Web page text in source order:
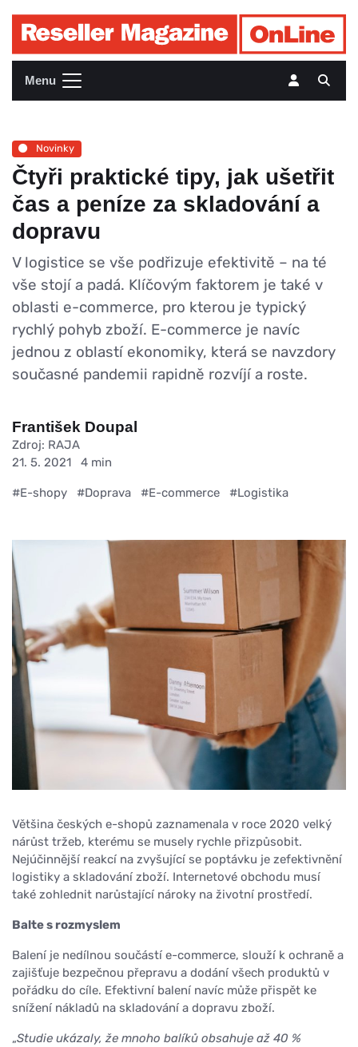
Menu
Novinky
Čtyři praktické tipy, jak ušetřit
čas a peníze za skladování a
dopravu
V logistice se vše podřizuje efektivitě – na té
vše stojí a padá. Klíčovým faktorem je také v
oblasti e-commerce, pro kterou je typický
rychlý pohyb zboží. E-commerce je navíc
jednou z oblastí ekonomiky, která se navzdory
současné pandemii rapidně rozvíjí a roste.
František Doupal
Zdroj: RAJA
21. 5. 2021
4 min
#E-shopy #Doprava #E-commerce #Logistika
Většina českých e-shopů zaznamenala v roce 2020 velký
nárůst tržeb, kterému se musely rychle přizpůsobit.
Nejúčinnější reakcí na zvyšující se poptávku je zefektivnění
logistiky a skladování zboží. Internetové obchodu musí
také zohlednit narůstající nároky na životní prostředí.
Balte s rozmyslem
Balení je nedílnou součástí e-commerce, slouží k ochraně a
zajišťuje bezpečnou přepravu a dodání všech produktů v
pořádku do cíle. Efektivní balení navíc může přispět ke
snížení nákladů na skladování a dopravu zboží.
„Studie ukázaly, že mnoho balíků obsahuje až 40 %